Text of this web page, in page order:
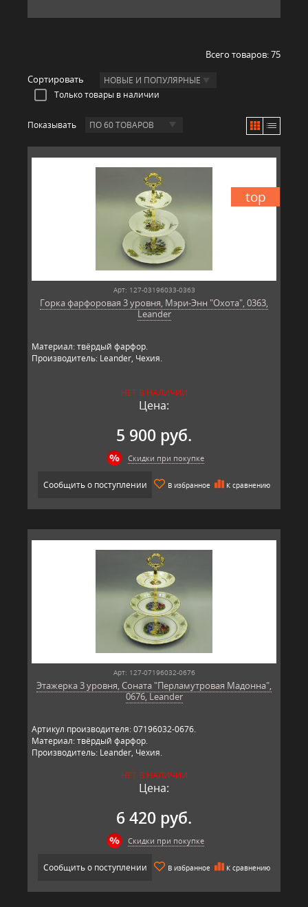
Всего товаров:75
Сортировать
НОВЫЕ И ПОПУЛЯРНЫЕ
Только товары в наличии
Показывать ПО 60 ТОВАРОВ
top
Арт: 127-03196033-0363
Горка фарфоровая 3 уровня, Мэри-Энн "Охота", 0363,
Leander
Материал: твёрдый фарфор.
Производитель: Leander, Чехия.
НЕТ В НАЛИЧИИ
Цена:
5 900 руб.
Скидки при покупке
Сообщить о поступлении В избранное К сравнению
Арт: 127-07196032-0676
Этажерка 3 уровня, Соната "Перламутровая Мадонна",
0676, Leander
Артикул производителя: 07196032-0676.
Материал: твёрдый фарфор.
Производитель: Leander, Чехия.
НЕТ В НАЛИЧИИ
Цена:
6 420 руб.
Скидки при покупке
Сообщить о поступлении В избранное К сравнению